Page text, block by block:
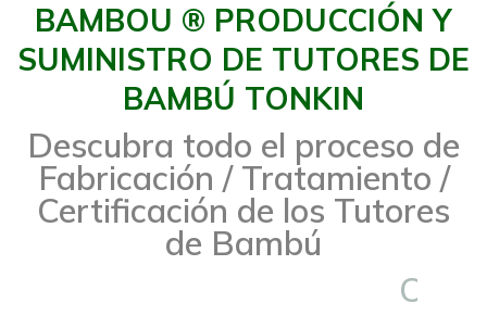
flexible. Los tutores de bambú son
plantas agrícolas (viñedos, olivares,
almendros y árboles frutales).
MÁS INFORMACIÓN
BAMBOU ® PRODUCCIÓN Y
SUMINISTRO DE TUTORES DE
BAMBÚ TONKIN
Descubra todo el proceso de
Fabricación / Tratamiento /
Certificación de los Tutores
de Bambú
C